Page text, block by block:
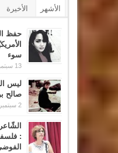
الأشهر الأخيرة
حفظ
سوء
13 سبتمبر,2015
ليس
صالح
2 سبتمبر,2015
: